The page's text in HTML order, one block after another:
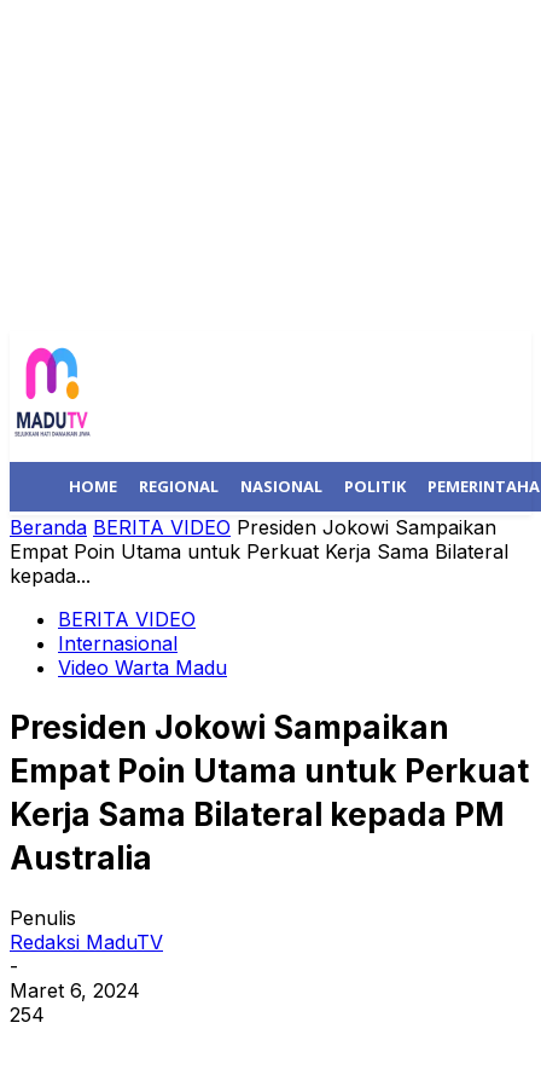
HOME REGIONAL NASIONAL POLITIK
Beranda BERITA VIDEO Presiden Jokowi Sampaikan
Empat Poin Utama untuk Perkuat Kerja Sama Bilateral
kepada...
BERITA VIDEO
Internasional
Video Warta Madu
Presiden Jokowi Sampaikan
Empat Poin Utama untuk Perkuat
Kerja Sama Bilateral kepada PM
Australia
Penulis
Redaksi MaduTV
-
Maret 6, 2024
254